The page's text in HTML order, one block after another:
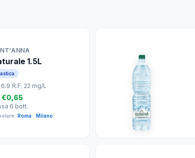
1.5L
6.9 R.F. 22 mg/L
€0,65
6 bott.
Roma Milano